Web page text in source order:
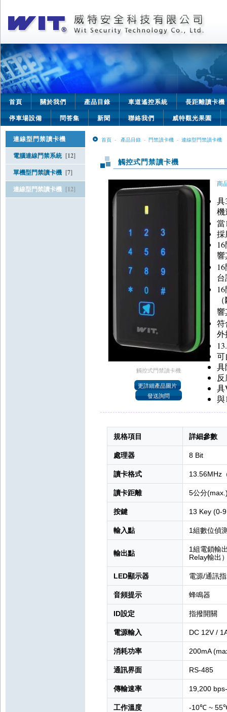
首頁 關於我們 產品目錄 車道遙控系統
長距離讀卡機
停車場設備
問答集 新聞 聯絡我們 威特觀光果園
連線型門禁讀卡機
電腦連線門禁系統 [12]
單機型門禁讀卡機 [7]
連線型門禁讀卡機 [12]
首頁 - 產品目錄 - 門禁讀卡機 - 連線型門禁讀卡機
觸控式門禁讀卡機
觸控式門禁讀卡機
商
具
機
當
採
響
響
符
外
可
具
具
與
規格項目 詳細參數
處理器 8 Bit
讀卡格式 13.56MHz
讀卡距離 5公分
按鍵 13 Key (0-
輸入點 1組數位偵
輸出點
1組電鎖輸
Relay輸出
LED顯示器 電源/通訊
音頻提示 蜂鳴器
ID設定 指撥開關
電源輸入 DC 12V /
消耗功率 200mA
通訊界面 RS-485
傳輸速率 19,200
工作溫度 -10℃ ~